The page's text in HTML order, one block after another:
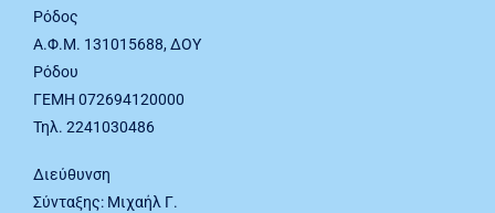
Ρόδος
Α.Φ.Μ. 131015688, ΔΟΥ
Ρόδου
ΓΕΜΗ 072694120000
Τηλ. 2241030486
Διεύθυνση
Σύνταξης: Μιχαήλ Γ.